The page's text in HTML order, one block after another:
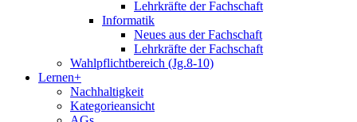
Lehrkräfte der Fachschaft
Informatik
Neues aus der Fachschaft
Lehrkräfte der Fachschaft
Wahlpflichtbereich (Jg.8-10)
Lernen+
Nachhaltigkeit
Kategorieansicht